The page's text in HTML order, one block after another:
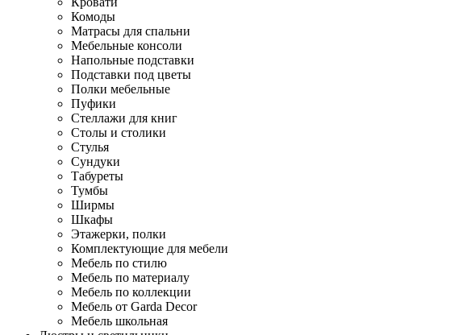
Комоды
Матрасы для спальни
Мебельные консоли
Напольные подставки
Подставки под цветы
Полки мебельные
Пуфики
Стеллажи для книг
Столы и столики
Стулья
Сундуки
Табуреты
Тумбы
Ширмы
Шкафы
Этажерки, полки
Комплектующие для мебели
Мебель по стилю
Мебель по материалу
Мебель по коллекции
Мебель от Garda Decor
Мебель школьная